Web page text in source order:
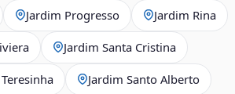
Jardim Progresso Jardim Rina
Jardim Santa Cristina
Jardim Santo Alberto